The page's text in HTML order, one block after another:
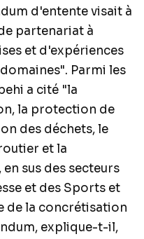
d'entente visait à
partenariat à
et d'expériences
Parmi les
a cité "la
la protection de
des déchets, le
et la
sus des secteurs
et des Sports et
de la concrétisation
explique-t-il,